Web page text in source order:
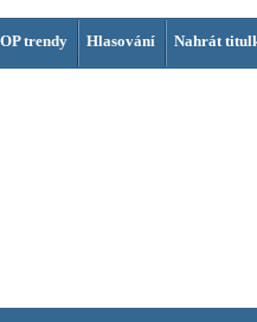
trendy Hlasování Nahrát